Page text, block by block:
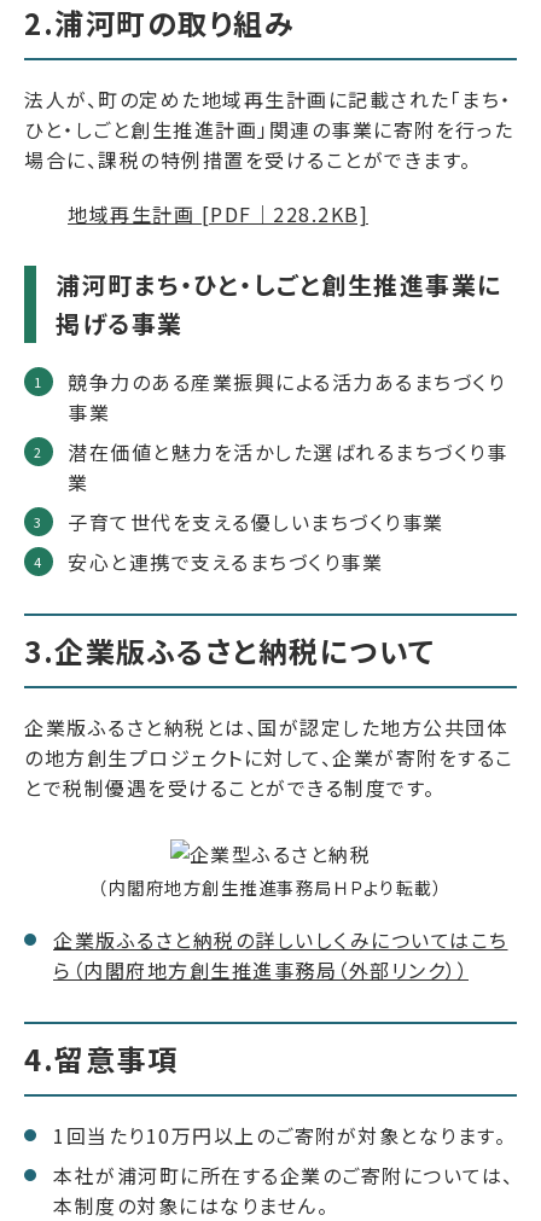
2.浦河町の取り組み
法人が、町の定めた地域再生計画に記載された「まち・
ひと・しごと創生推進計画」関連の事業に寄附を行った
場合に、課税の特例措置を受けることができます。
地域再生計画 [PDF｜228.2KB]
浦河町まち・ひと・しごと創生推進事業に
掲げる事業
競争力のある産業振興による活力あるまちづくり
事業
潜在価値と魅力を活かした選ばれるまちづくり事
業
子育て世代を支える優しいまちづくり事業
安心と連携で支えるまちづくり事業
3.企業版ふるさと納税について
企業版ふるさと納税とは、国が認定した地方公共団体
の地方創生プロジェクトに対して、企業が寄附をするこ
とで税制優遇を受けることができる制度です。
（内閣府地方創生推進事務局ＨＰより転載）
企業版ふるさと納税の詳しいしくみについてはこち
ら（内閣府地方創生推進事務局（外部リンク））
4.留意事項
1回当たり10万円以上のご寄附が対象となります。
本社が浦河町に所在する企業のご寄附については、
本制度の対象にはなりません。